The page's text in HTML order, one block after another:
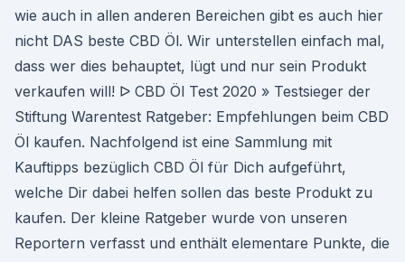
wie auch in allen anderen Bereichen gibt es auch hier
nicht DAS beste CBD Öl. Wir unterstellen einfach mal,
dass wer dies behauptet, lügt und nur sein Produkt
verkaufen will! ᐅ CBD Öl Test 2020 » Testsieger der
Stiftung Warentest Ratgeber: Empfehlungen beim CBD
Öl kaufen. Nachfolgend ist eine Sammlung mit
Kauftipps bezüglich CBD Öl für Dich aufgeführt,
welche Dir dabei helfen sollen das beste Produkt zu
kaufen. Der kleine Ratgeber wurde von unseren
Reportern verfasst und enthält elementare Punkte, die